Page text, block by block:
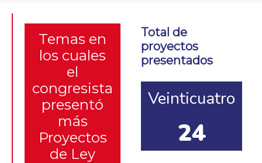
Temas en
los cuales
el
congresista
presentó
más
Proyectos
de Ley
Total de
proyectos
presentados
Veinticuatro
24